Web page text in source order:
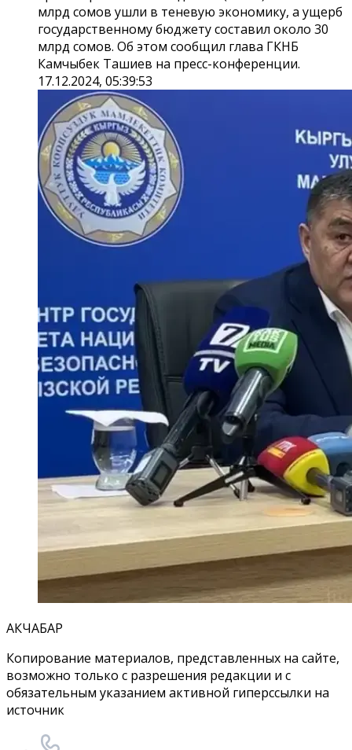
млрд сомов ушли в теневую экономику, а ущерб
государственному бюджету составил около 30
млрд сомов. Об этом сообщил глава ГКНБ
Камчыбек Ташиев на пресс-конференции.
17.12.2024, 05:39:53
АКЧАБАР
Копирование материалов, представленных на сайте,
возможно только с разрешения редакции и с
обязательным указанием активной гиперссылки на
источник